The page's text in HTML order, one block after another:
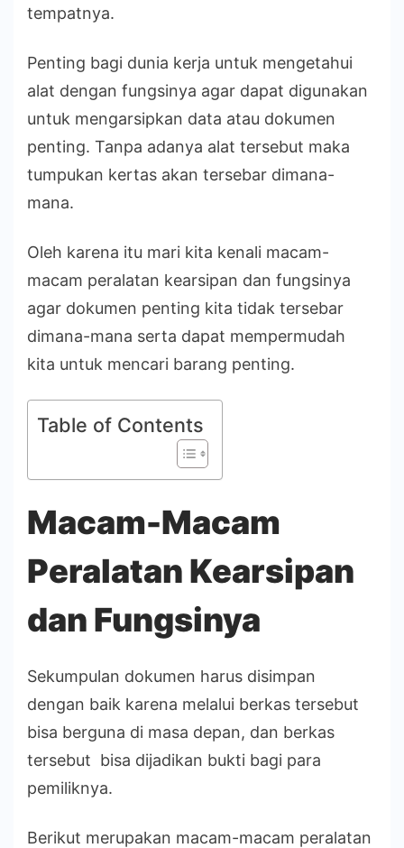
tempatnya.
Penting bagi dunia kerja untuk mengetahui
alat dengan fungsinya agar dapat digunakan
untuk mengarsipkan data atau dokumen
penting. Tanpa adanya alat tersebut maka
tumpukan kertas akan tersebar dimana-
mana.
Oleh karena itu mari kita kenali macam-
macam peralatan kearsipan dan fungsinya
agar dokumen penting kita tidak tersebar
dimana-mana serta dapat mempermudah
kita untuk mencari barang penting.
Table of Contents
Macam-Macam
Peralatan Kearsipan
dan Fungsinya
Sekumpulan dokumen harus disimpan
dengan baik karena melalui berkas tersebut
bisa berguna di masa depan, dan berkas
tersebut bisa dijadikan bukti bagi para
pemiliknya.
Berikut merupakan macam-macam peralatan